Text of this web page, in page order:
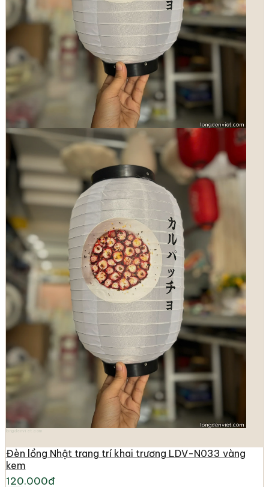
Đèn lồng Nhật trang trí khai trương LDV-N033 vàng
kem
120.000đ